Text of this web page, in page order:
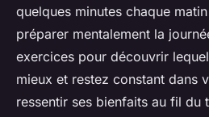
quelques minutes chaque
préparer mentalement la
exercices pour découvrir
mieux et restez constant dans
ressentir ses bienfaits au fil du